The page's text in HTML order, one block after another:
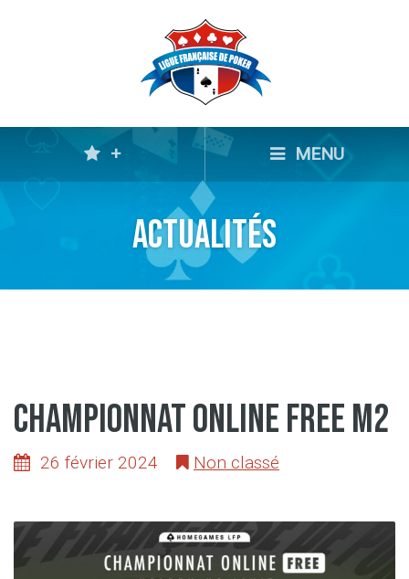
+ MENU
Actualités
Championnat online free M2
26 février 2024 Non classé